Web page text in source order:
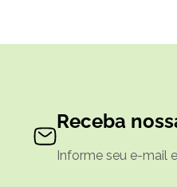
Receba
Informe seu e-mail